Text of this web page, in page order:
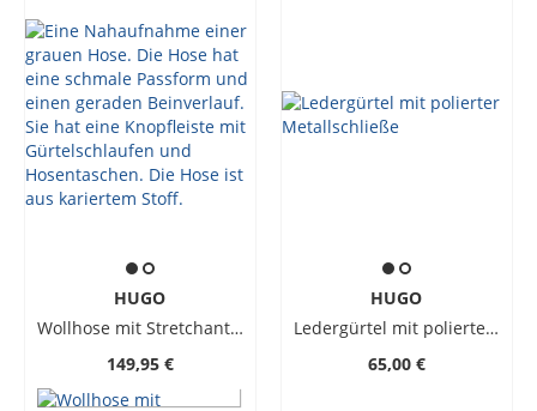
HUGO
Wollhose mit Stretchanteil, Extra Slim Fit
149,95 €
HUGO
Ledergürtel mit polierter Metallschließe
65,00 €